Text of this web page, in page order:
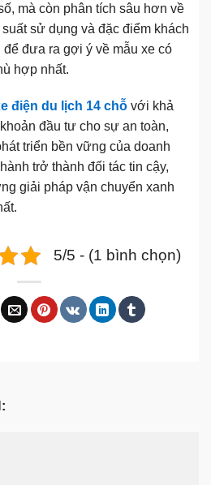
mà còn phân tích sâu hơn về
sử dụng và đặc điểm khách
đưa ra gợi ý về mẫu xe có
hợp nhất.
điện du lịch 14 chỗ với khả
đầu tư cho sự an toàn,
triển bền vững của doanh
trở thành đối tác tin cậy,
giải pháp vận chuyển xanh
5/5 - (1 bình chọn)